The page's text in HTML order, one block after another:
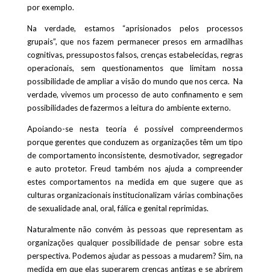
por exemplo.
Na verdade, estamos “aprisionados pelos processos
grupais”, que nos fazem permanecer presos em armadilhas
cognitivas, pressupostos falsos, crenças estabelecidas, regras
operacionais, sem questionamentos que limitam nossa
possibilidade de ampliar a visão do mundo que nos cerca. Na
verdade, vivemos um processo de auto confinamento e sem
possibilidades de fazermos a leitura do ambiente externo.
Apoiando-se nesta teoria é possível compreendermos
porque gerentes que conduzem as organizações têm um tipo
de comportamento inconsistente, desmotivador, segregador
e auto protetor. Freud também nos ajuda a compreender
estes comportamentos na medida em que sugere que as
culturas organizacionais institucionalizam várias combinações
de sexualidade anal, oral, fálica e genital reprimidas.
Naturalmente não convém às pessoas que representam as
organizações qualquer possibilidade de pensar sobre esta
perspectiva. Podemos ajudar as pessoas a mudarem? Sim, na
medida em que elas superarem crenças antigas e se abrirem